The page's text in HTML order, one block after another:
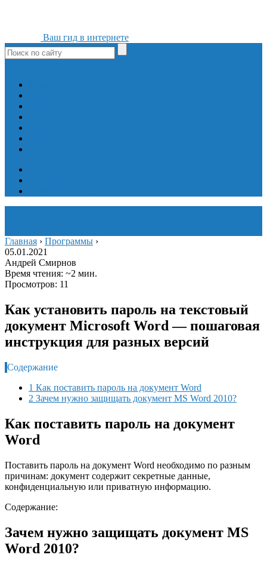
Ваш гид в интернете
Главная › Программы ›
05.01.2021
Андрей Смирнов
Время чтения: ~2 мин.
Просмотров: 11
Как установить пароль на текстовый
документ Microsoft Word — пошаговая
инструкция для разных версий
Содержание
1 Как поставить пароль на документ Word
2 Зачем нужно защищать документ MS Word 2010?
Как поставить пароль на документ
Word
Поставить пароль на документ Word необходимо по разным
причинам: документ содержит секретные данные,
конфиденциальную или приватную информацию.
Содержание:
Зачем нужно защищать документ MS
Word 2010?